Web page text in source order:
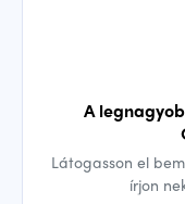
A
Látogasson el
írjon